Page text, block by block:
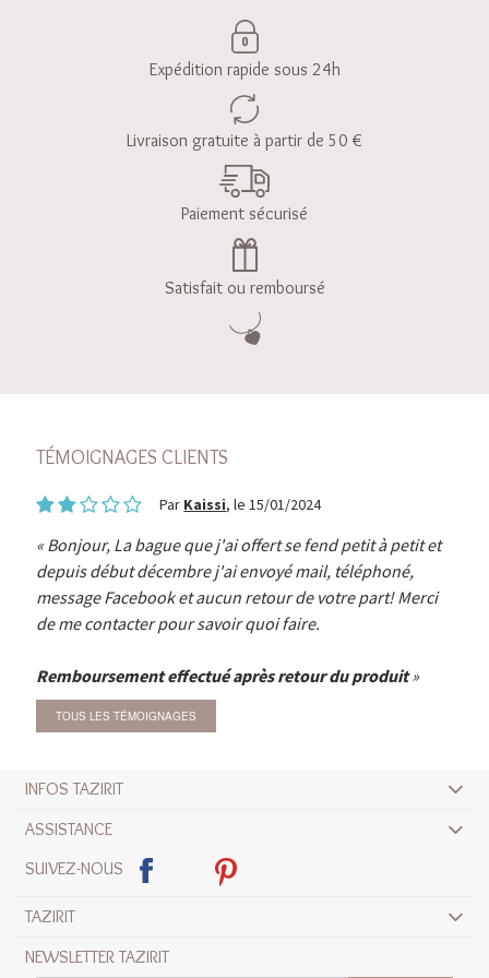
Expédition rapide sous 24h
Livraison gratuite à partir de 50 €
Paiement sécurisé
Satisfait ou remboursé
TÉMOIGNAGES CLIENTS
Par Kaissi, le 15/01/2024
Bonjour, La bague que j'ai offert se fend petit à petit et
depuis début décembre j'ai envoyé mail, téléphoné,
message Facebook et aucun retour de votre part! Merci
de me contacter pour savoir quoi faire.
Remboursement effectué après retour du produit
TOUS LES TÉMOIGNAGES
INFOS TAZIRIT
ASSISTANCE
SUIVEZ-NOUS
TAZIRIT
NEWSLETTER TAZIRIT